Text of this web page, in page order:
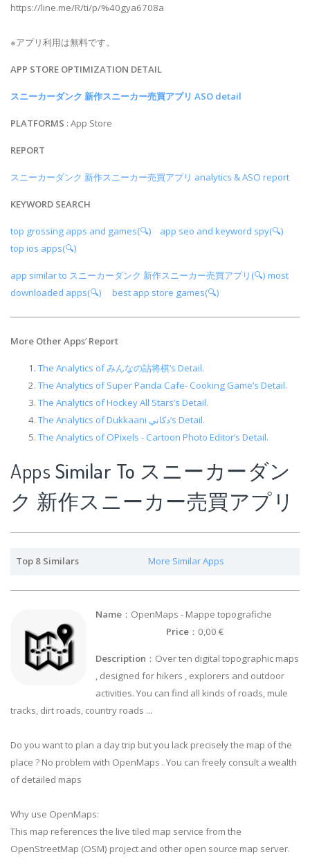
https://line.me/R/ti/p/%40gya6708a
※アプリ利用は無料です。
APP STORE OPTIMIZATION DETAIL
スニーカーダンク 新作スニーカー売買アプリ ASO detail
PLATFORMS : App Store
REPORT
スニーカーダンク 新作スニーカー売買アプリ analytics & ASO report
KEYWORD SEARCH
top grossing apps and games(🔍)
app seo and keyword spy(🔍)
top ios apps(🔍)
app similar to スニーカーダンク 新作スニーカー売買アプリ(🔍) most
downloaded apps(🔍)
best app store games(🔍)
More Other Apps’ Report
The Analytics of みんなの詰将棋’s Detail.
The Analytics of Super Panda Cafe- Cooking Game’s Detail.
The Analytics of Hockey All Stars’s Detail.
The Analytics of Dukkaani دكاني’s Detail.
The Analytics of OPixels - Cartoon Photo Editor’s Detail.
Apps Similar To スニーカーダン
ク 新作スニーカー売買アプリ
Top 8 Similars More Similar Apps
Name ：OpenMaps - Mappe topografiche
Price ：0,00 €
Description ：Over ten digital topographic maps
, designed for hikers , explorers and outdoor
activities. You can find all kinds of roads, mule
tracks, dirt roads, country roads ...
Do you want to plan a day trip but you lack precisely the map of the
place ? No problem with OpenMaps . You can freely consult a wealth
of detailed maps
Why use OpenMaps:
This map references the live tiled map service from the
OpenStreetMap (OSM) project and other open source map server.